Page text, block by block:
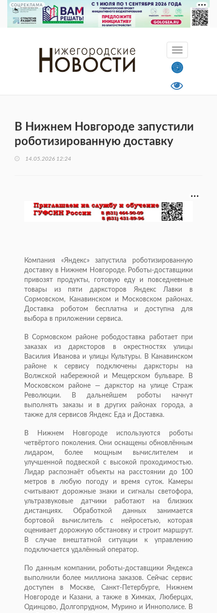
СОЦРЕКЛАМА
В Нижнем Новгороде запустили
роботизированную доставку
14.05.2026 12:24
Компания «Яндекс» запустила роботизированную
доставку в Нижнем Новгороде. Роботы-доставщики
привозят продукты, готовую еду и повседневные
товары из пяти дарксторов Яндекс Лавки в
Сормовском, Канавинском и Московском районах.
Доставка роботом бесплатна и доступна для
выбора в приложении сервиса.
В Сормовском районе рободоставка работает при
заказах из дарксторов в окрестностях улицы
Василия Иванова и улицы Культуры. В Канавинском
районе к сервису подключены дарксторы на
Волжской набережной и Мещерском бульваре. В
Московском районе — даркстор на улице Страж
Революции. В дальнейшем роботы начнут
выполнять заказы и в других районах города, а
также для сервисов Яндекс Еда и Доставка.
В Нижнем Новгороде используются роботы
четвёртого поколения. Они оснащены обновлённым
лидаром, более мощным вычислителем и
улучшенной подвеской с высокой проходимостью.
Лидар распознаёт объекты на расстоянии до 100
метров в любую погоду и время суток. Камеры
считывают дорожные знаки и сигналы светофора,
ультразвуковые датчики работают на близких
дистанциях. Обработкой данных занимается
бортовой вычислитель с нейросетью, которая
оценивает дорожную обстановку и строит маршрут.
В случае внештатной ситуации к управлению
подключается удалённый оператор.
По данным компании, роботы-доставщики Яндекса
выполнили более миллиона заказов. Сейчас сервис
доступен в Москве, Санкт-Петербурге, Нижнем
Новгороде и Казани, а также в Химках, Люберцах,
Одинцово, Долгопрудном, Мурино и Иннополисе. В